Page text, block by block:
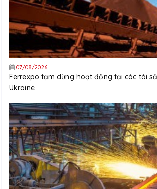
07/08/2026
Ferrexpo tạm dừng hoạt động tại các tài
Ukraine